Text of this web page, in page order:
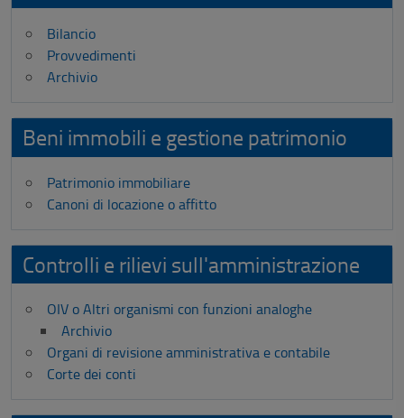
Bilancio
Provvedimenti
Archivio
Beni immobili e gestione patrimonio
Patrimonio immobiliare
Canoni di locazione o affitto
Controlli e rilievi sull'amministrazione
OIV o Altri organismi con funzioni analoghe
Archivio
Organi di revisione amministrativa e contabile
Corte dei conti